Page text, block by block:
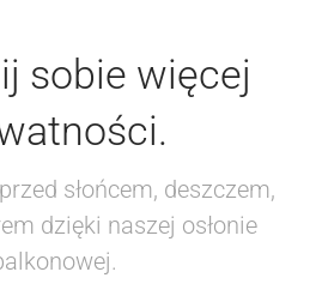
sobie więcej
słońcem, deszczem,
dzięki naszej osłonie